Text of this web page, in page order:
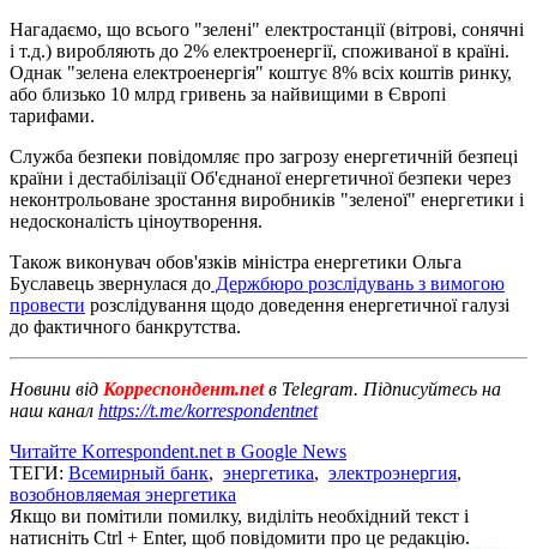
Нагадаємо, що всього "зелені" електростанції (вітрові, сонячні
і т.д.) виробляють до 2% електроенергії, споживаної в країні.
Однак "зелена електроенергія" коштує 8% всіх коштів ринку,
або близько 10 млрд гривень за найвищими в Європі
тарифами.
Служба безпеки повідомляє про загрозу енергетичній безпеці
країни і дестабілізації Об'єднаної енергетичної безпеки через
неконтрольоване зростання виробників "зеленої" енергетики і
недосконалість ціноутворення.
Також виконувач обов'язків міністра енергетики Ольга
Буславець звернулася до Держбюро розслідувань з вимогою
провести розслідування щодо доведення енергетичної галузі
до фактичного банкрутства.
Новини від Корреспондент.netв Telegram. Підписуйтесь на
наш канал https://t.me/korrespondentnet
Читайте Korrespondent.net в Google News
ТЕГИ: Всемирный банк, энергетика, электроэнергия,
возобновляемая энергетика
Якщо ви помітили помилку, виділіть необхідний текст і
натисніть Ctrl + Enter, щоб повідомити про це редакцію.